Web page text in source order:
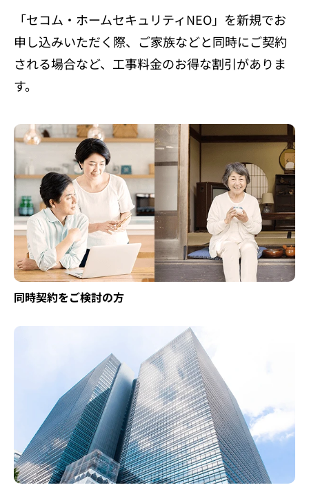
「セコム・ホームセキュリティNEO」を新規でお
申し込みいただく際、ご家族などと同時にご契約
される場合など、工事料金のお得な割引がありま
す。
同時契約をご検討の方